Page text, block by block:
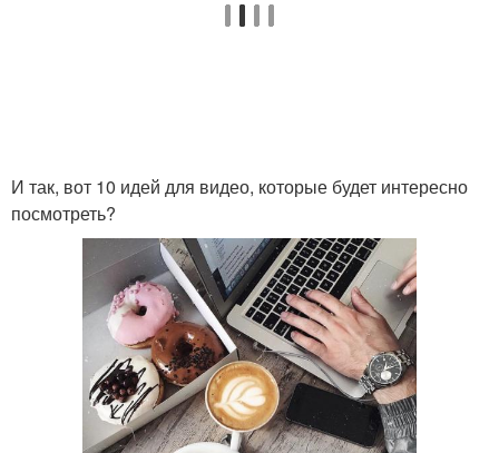
И так, вот 10 идей для видео, которые будет интересно
посмотреть?